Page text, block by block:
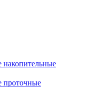
накопительные
проточные